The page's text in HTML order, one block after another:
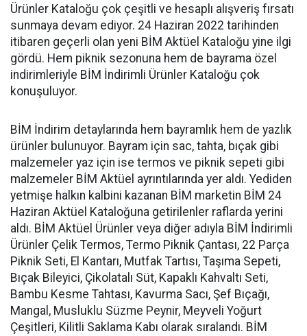
Ürünler Kataloğu çok çeşitli ve hesaplı alışveriş fırsatı
sunmaya devam ediyor. 24 Haziran 2022 tarihinden
itibaren geçerli olan yeni BİM Aktüel Kataloğu yine ilgi
gördü. Hem piknik sezonuna hem de bayrama özel
indirimleriyle BİM İndirimli Ürünler Kataloğu çok
konuşuluyor.
BİM İndirim detaylarında hem bayramlık hem de yazlık
ürünler bulunuyor. Bayram için sac, tahta, bıçak gibi
malzemeler yaz için ise termos ve piknik sepeti gibi
malzemeler BİM Aktüel ayrıntılarında yer aldı. Yediden
yetmişe halkın kalbini kazanan BİM marketin BİM 24
Haziran Aktüel Kataloğuna getirilenler raflarda yerini
aldı. BİM Aktüel Ürünler veya diğer adıyla BİM İndirimli
Ürünler Çelik Termos, Termo Piknik Çantası, 22 Parça
Piknik Seti, El Kantarı, Mutfak Tartısı, Taşıma Sepeti,
Bıçak Bileyici, Çikolatalı Süt, Kapaklı Kahvaltı Seti,
Bambu Kesme Tahtası, Kavurma Sacı, Şef Bıçağı,
Mangal, Musluklu Süzme Peynir, Meyveli Yoğurt
Çeşitleri, Kilitli Saklama Kabı olarak sıralandı. BİM